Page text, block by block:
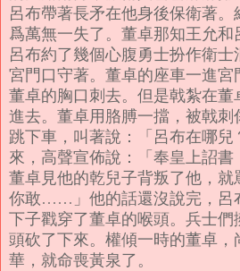
呂布帶著長矛在他身後保衛著
爲萬無一失了。董卓那知王允和
呂布約了幾個心腹勇士扮作衛
宮門口守著。董卓的座車一進宮
董卓的胸口刺去。但是戟紮在
進去。董卓用胳膊一擋，被戟
跳下車，叫著說：「呂布在哪兒
來，高聲宣佈說：「奉皇上詔書
董卓見他的乾兒子背叛了他，就
你敢……」他的話還沒說完，呂
下子戳穿了董卓的喉頭。兵士
頭砍了下來。權傾一時的董卓，
華，就命喪黃泉了。